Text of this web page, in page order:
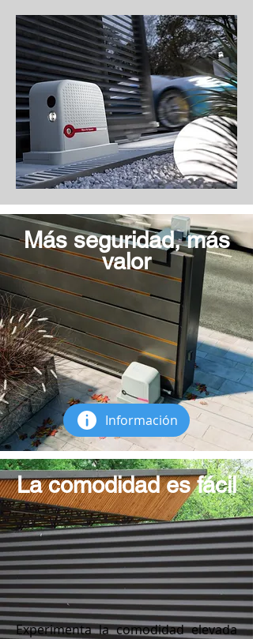
Más seguridad, más
valor
Información
La comodidad es fácil
Experimenta la comodidad elevada